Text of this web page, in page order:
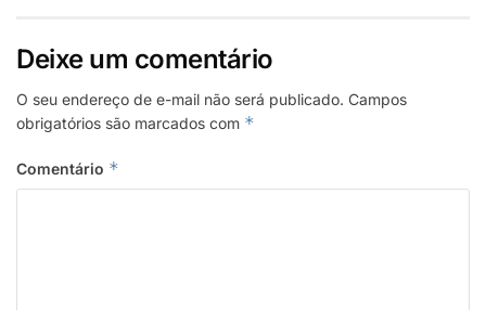
Deixe um comentário
O seu endereço de e-mail não será publicado. Campos
obrigatórios são marcados com *
Comentário *